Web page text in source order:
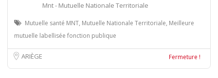
Mnt - Mutuelle Nationale Territoriale
Mutuelle santé MNT, Mutuelle Nationale Territoriale, Meilleure
mutuelle labellisée fonction publique
ARIÈGE Fermeture !